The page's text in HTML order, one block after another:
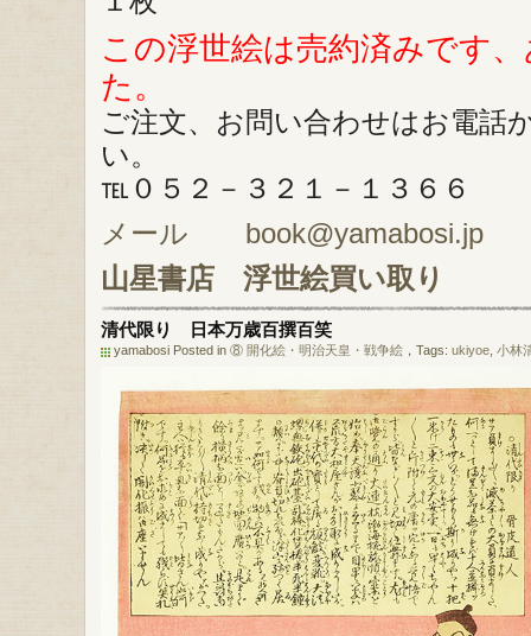
この浮世絵は売約済みです
た。
ご注文、お問い合わせはお電話
い。
℡０５２－３２１－１３６６
メール book@yamabosi.jp
山星書店
浮世絵買い取り
清代限り 日本万歳百撰百笑
yamabosi Posted in ⑧ 開化絵・明治天皇・戦争絵 ，Tags: ukiyoe 小林